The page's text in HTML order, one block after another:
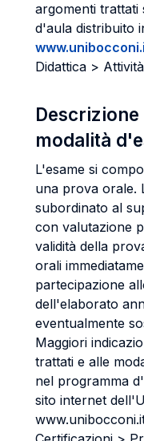
argomenti
d'aula distribuito
Didattica >
modalità
L'esame si
una prova orale.
subordinato al
con valutazione
validità della
orali
partecipazione
dell'elaborato
eventualmente
Maggiori
trattati e alle
nel programma
sito internet